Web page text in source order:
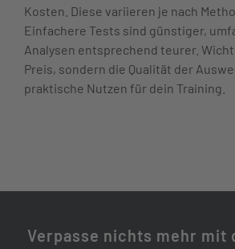
Kosten. Diese variieren je nach
Einfachere Tests sind günstiger,
Analysen entsprechend teurer.
Preis, sondern die Qualität der
praktische Nutzen für dein Training.
Verpasse nichts mehr mit